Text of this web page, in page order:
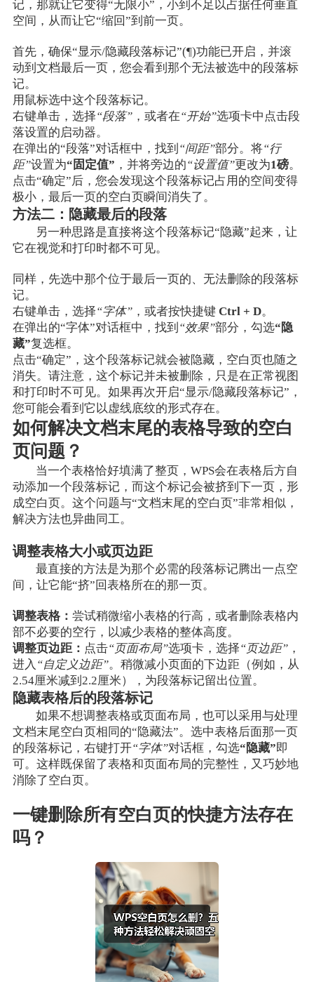
记，那就让它变得“无限小”，小到不足以占据任何垂直
空间，从而让它“缩回”到前一页。
首先，确保“显示/隐藏段落标记”(¶)功能已开启，并滚
动到文档最后一页，您会看到那个无法被选中的段落标
记。
用鼠标选中这个段落标记。
右键单击，选择“段落”，或者在“开始”选项卡中点击段
落设置的启动器。
在弹出的“段落”对话框中，找到 “间距”部分。将“行
距”设置为“固定值” ，并将旁边的“设置值”更改为1磅。
点击“确定”后，您会发现这个段落标记占用的空间变得
极小，最后一页的空白页瞬间消失了。
方法二：隐藏最后的段落
另一种思路是直接将这个段落标记“隐藏”起来，让
它在视觉和打印时都不可见。
同样，先选中那个位于最后一页的、无法删除的段落标
记。
右键单击，选择“字体”，或者按快捷键 Ctrl + D。
在弹出的“字体”对话框中，找到 “效果”部分，勾选“隐
藏”复选框。
点击“确定”，这个段落标记就会被隐藏，空白页也随之
消失。请注意，这个标记并未被删除，只是在正常视图
和打印时不可见。如果再次开启“显示/隐藏段落标记”，
您可能会看到它以虚线底纹的形式存在。
如何解决文档末尾的表格导致的空白
页问题？
当一个表格恰好填满了整页，WPS会在表格后方自
动添加一个段落标记，而这个标记会被挤到下一页，形
成空白页。这个问题与“文档末尾的空白页”非常相似，
解决方法也异曲同工。
调整表格大小或页边距
最直接的方法是为那个必需的段落标记腾出一点空
间，让它能“挤”回表格所在的那一页。
调整表格： 尝试稍微缩小表格的行高，或者删除表格内
部不必要的空行，以减少表格的整体高度。
调整页边距： 点击“页面布局”选项卡，选择“页边距”，
进入 “自定义边距”。稍微减小页面的下边距（例如，从
2.54厘米减到2.2厘米），为段落标记留出位置。
隐藏表格后的段落标记
如果不想调整表格或页面布局，也可以采用与处理
文档末尾空白页相同的“隐藏法”。选中表格后面那一页
的段落标记，右键打开“字体”对话框，勾选“隐藏”即
可。这样既保留了表格和页面布局的完整性，又巧妙地
消除了空白页。
一键删除所有空白页的快捷方法存在
吗？